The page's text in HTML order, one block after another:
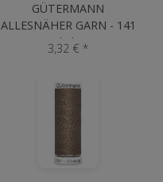
GÜTERMANN
ALLESNÄHER GARN - 141
Dunkelgrau
3,32 € *